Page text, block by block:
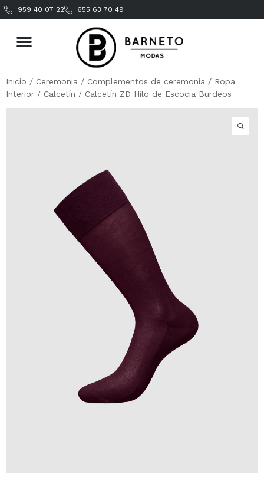
959 40 07 22 655 63 70 49
Inicio / Ceremonia / Complementos de ceremonia / Ropa
Interior / Calcetín / Calcetín ZD Hilo de Escocia Burdeos